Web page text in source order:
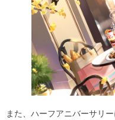
また、ハーフアニバーサリ